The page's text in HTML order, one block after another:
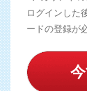
ログインした
ードの登録が